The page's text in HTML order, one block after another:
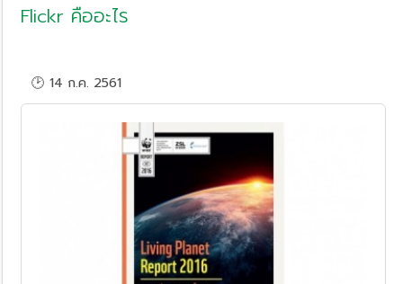
Flickr คืออะไร
🕑 14 ก.ค. 2561